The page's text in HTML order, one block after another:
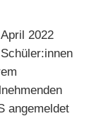
2022
angemeldet